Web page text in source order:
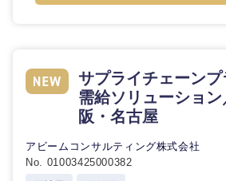
サプライチェーンプ
需給ソリューショ
阪・名古屋
アビームコンサルティング株式会社
No. 01003425000382